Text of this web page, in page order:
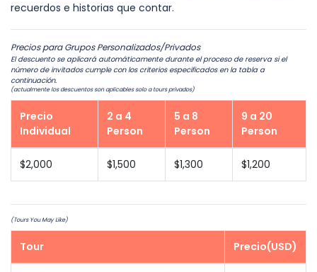
recuerdos e historias que contar.
Precios para Grupos Personalizados/Privados
El descuento se aplicará automáticamente durante el proceso de reserva si el
número de invitados cumple con los criterios especificados en la tabla a
continuación.
(actualmente los descuentos son aplicables solo a tours privados)
Precio
Individual
2 a 4
Person
5 a 8
Person
9 a 20
Person
$2,000 $1,500 $1,300 $1,200
(Tours You May Like)
Tour Precio(USD)